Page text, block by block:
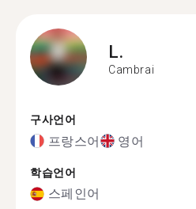
L.
Cambrai
구사언어
프랑스어 영어
학습언어
스페인어